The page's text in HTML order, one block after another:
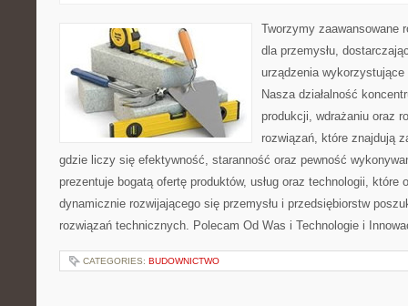
Tworzymy zaawansowane
dla przemysłu,
urządzenia
Nasza działalność
produkcji, wdrażaniu oraz
rozwiązań, które znajdują
gdzie liczy się efektywność, staranność oraz pewność
prezentuje bogatą ofertę produktów, usług oraz technologii, które
dynamicznie rozwijającego się przemysłu i przedsiębiorstw
rozwiązań technicznych. Polecam Od Was i Technologie i
CATEGORIES: BUDOWNICTWO